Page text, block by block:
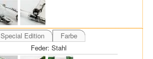
Special Edition
Farbe
Feder: Stahl